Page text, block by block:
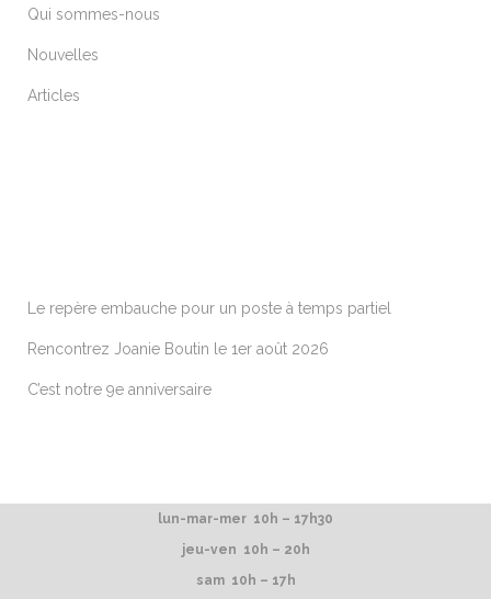
Qui sommes-nous
Nouvelles
Articles
Le repère embauche pour un poste à temps partiel
Rencontrez Joanie Boutin le 1er août 2026
C’est notre 9e anniversaire
lun-mar-mer 10h – 17h30
jeu-ven 10h – 20h
sam 10h – 17h